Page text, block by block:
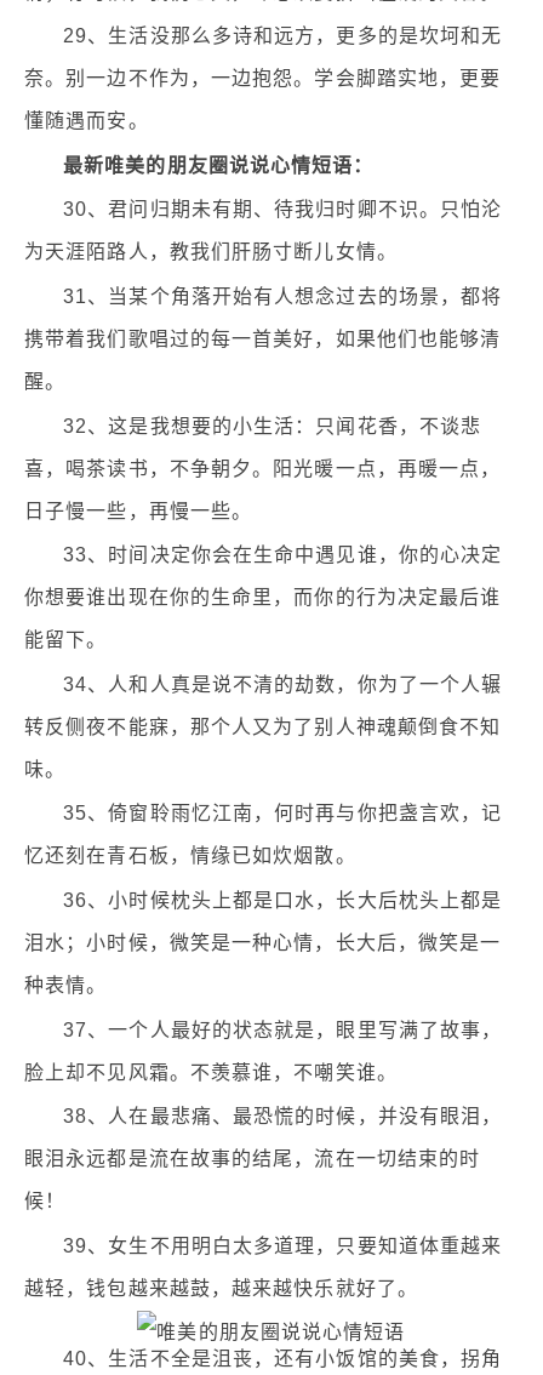
29、生活没那么多诗和远方，更多的是坎坷和无
奈。别一边不作为，一边抱怨。学会脚踏实地，更要
懂随遇而安。
最新唯美的朋友圈说说心情短语：
30、君问归期未有期、待我归时卿不识。只怕沦
为天涯陌路人，教我们肝肠寸断儿女情。
31、当某个角落开始有人想念过去的场景，都将
携带着我们歌唱过的每一首美好，如果他们也能够清
醒。
32、这是我想要的小生活：只闻花香，不谈悲
喜，喝茶读书，不争朝夕。阳光暖一点，再暖一点，
日子慢一些，再慢一些。
33、时间决定你会在生命中遇见谁，你的心决定
你想要谁出现在你的生命里，而你的行为决定最后谁
能留下。
34、人和人真是说不清的劫数，你为了一个人辗
转反侧夜不能寐，那个人又为了别人神魂颠倒食不知
味。
35、倚窗聆雨忆江南，何时再与你把盏言欢，记
忆还刻在青石板，情缘已如炊烟散。
36、小时候枕头上都是口水，长大后枕头上都是
泪水；小时候，微笑是一种心情，长大后，微笑是一
种表情。
37、一个人最好的状态就是，眼里写满了故事，
脸上却不见风霜。不羡慕谁，不嘲笑谁。
38、人在最悲痛、最恐慌的时候，并没有眼泪，
眼泪永远都是流在故事的结尾，流在一切结束的时
候！
39、女生不用明白太多道理，只要知道体重越来
越轻，钱包越来越鼓，越来越快乐就好了。
40、生活不全是沮丧，还有小饭馆的美食，拐角